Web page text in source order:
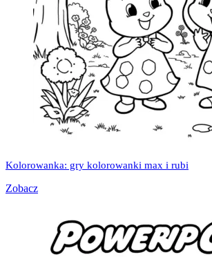
Kolorowanka: gry kolorowanki max i rubi
Zobacz